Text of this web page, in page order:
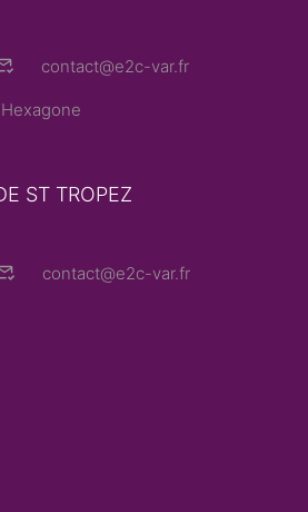
contact@e2c-var.fr
ST TROPEZ
contact@e2c-var.fr